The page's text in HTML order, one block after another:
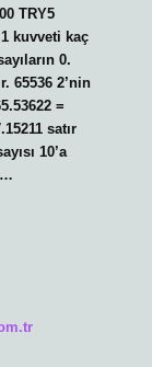
TRY5
1 kuvveti kaç
0.
65536 2’nin
=
satır
10’a